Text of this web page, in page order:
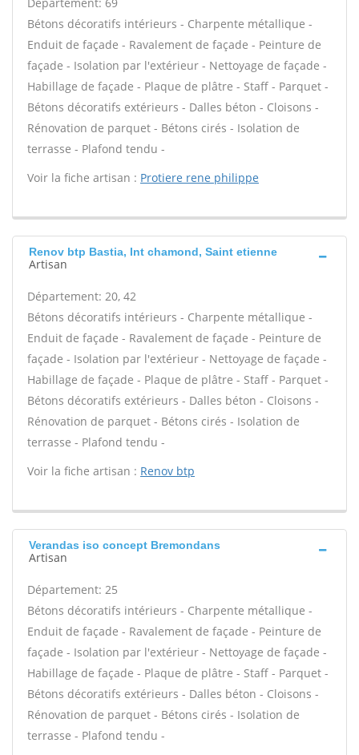
Bétons décoratifs intérieurs - Charpente métallique -
Enduit de façade - Ravalement de façade - Peinture de
façade - Isolation par l'extérieur - Nettoyage de façade -
Habillage de façade - Plaque de plâtre - Staff - Parquet -
Bétons décoratifs extérieurs - Dalles béton - Cloisons -
Rénovation de parquet - Bétons cirés - Isolation de
terrasse - Plafond tendu -
Voir la fiche artisan : Protiere rene philippe
Renov btp Bastia, Int chamond, Saint etienne
Artisan
Département: 20, 42
Bétons décoratifs intérieurs - Charpente métallique -
Enduit de façade - Ravalement de façade - Peinture de
façade - Isolation par l'extérieur - Nettoyage de façade -
Habillage de façade - Plaque de plâtre - Staff - Parquet -
Bétons décoratifs extérieurs - Dalles béton - Cloisons -
Rénovation de parquet - Bétons cirés - Isolation de
terrasse - Plafond tendu -
Voir la fiche artisan : Renov btp
Verandas iso concept Bremondans
Artisan
Département: 25
Bétons décoratifs intérieurs - Charpente métallique -
Enduit de façade - Ravalement de façade - Peinture de
façade - Isolation par l'extérieur - Nettoyage de façade -
Habillage de façade - Plaque de plâtre - Staff - Parquet -
Bétons décoratifs extérieurs - Dalles béton - Cloisons -
Rénovation de parquet - Bétons cirés - Isolation de
terrasse - Plafond tendu -